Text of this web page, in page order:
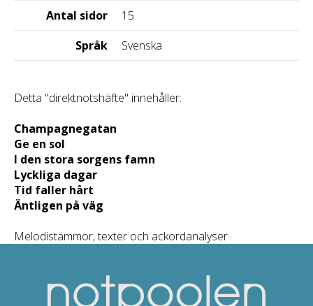
Antal sidor
15
Språk
Svenska
Detta "direktnotshäfte" innehåller:
Champagnegatan
Ge en sol
I den stora sorgens famn
Lyckliga dagar
Tid faller hårt
Äntligen på väg
Melodistämmor, texter och ackordanalyser